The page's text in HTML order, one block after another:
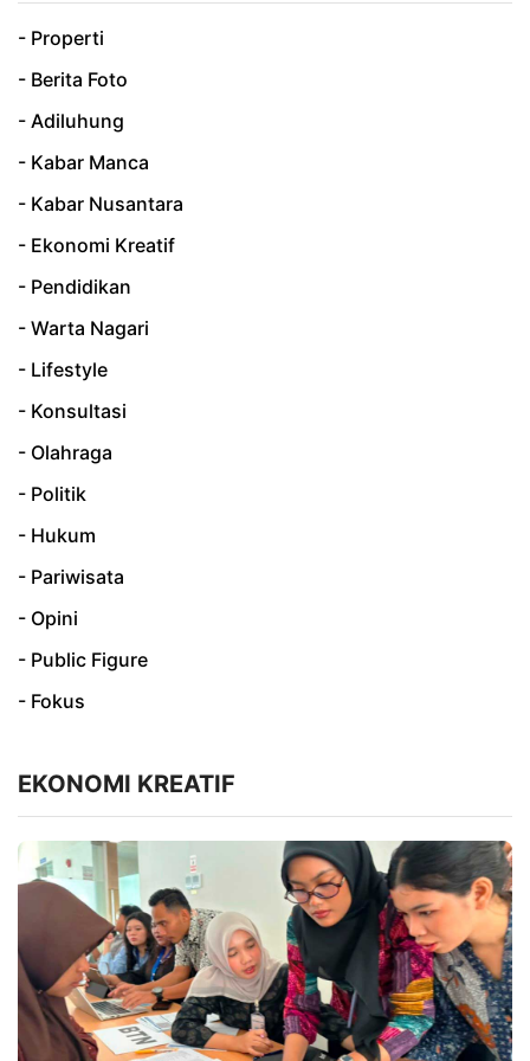
- Properti
- Berita Foto
- Adiluhung
- Kabar Manca
- Kabar Nusantara
- Ekonomi Kreatif
- Pendidikan
- Warta Nagari
- Lifestyle
- Konsultasi
- Olahraga
- Politik
- Hukum
- Pariwisata
- Opini
- Public Figure
- Fokus
EKONOMI KREATIF